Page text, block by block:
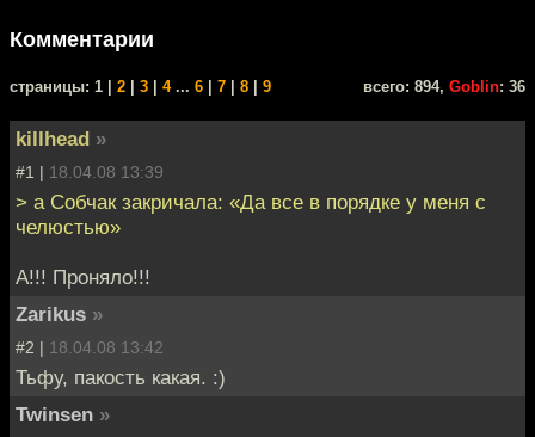
Комментарии
cтраницы: 1 | 2 3 4... 6 7 8 9 всего: 894, Goblin: 36
killhead »
#1 | 18.04.08 13:39
> а Собчак закричала: «Да все в порядке у меня с
челюстью»
А!!! Проняло!!!
Zarikus »
#2 | 18.04.08 13:42
Тьфу, пакость какая. :)
Twinsen »